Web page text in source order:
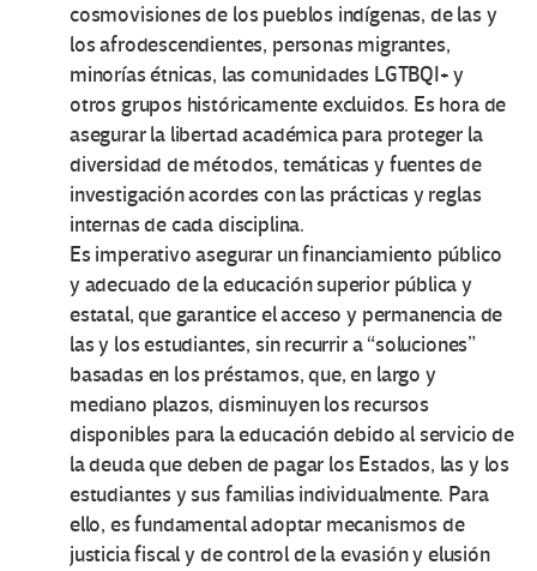
cosmovisiones de los pueblos indígenas, de las y
los afrodescendientes, personas migrantes,
minorías étnicas, las comunidades LGTBQI+ y
otros grupos históricamente excluidos. Es hora de
asegurar la libertad académica para proteger la
diversidad de métodos, temáticas y fuentes de
investigación acordes con las prácticas y reglas
internas de cada disciplina.
Es imperativo asegurar un financiamiento público
y adecuado de la educación superior pública y
estatal, que garantice el acceso y permanencia de
las y los estudiantes, sin recurrir a “soluciones”
basadas en los préstamos, que, en largo y
mediano plazos, disminuyen los recursos
disponibles para la educación debido al servicio de
la deuda que deben de pagar los Estados, las y los
estudiantes y sus familias individualmente. Para
ello, es fundamental adoptar mecanismos de
justicia fiscal y de control de la evasión y elusión